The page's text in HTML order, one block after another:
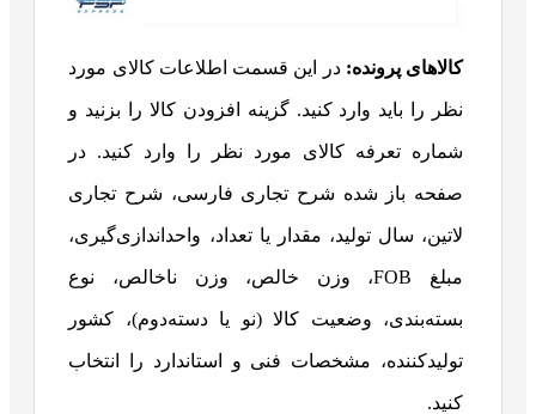
کالا‌های پرونده: در این قسمت اطلاعات کالای مورد
نظر را باید وارد کنید. گزینه افزودن کالا را بزنید و
شماره تعرفه کالای مورد نظر را وارد کنید. در
صفحه باز شده شرح تجاری فارسی، شرح تجاری
لاتین، سال تولید، مقدار یا تعداد، واحد‌اندازی‌گیری،
مبلغ FOB، وزن خالص، وزن ناخالص، نوع
بسته‌بندی، وضعیت کالا (نو یا دسته‌دوم)، کشور
تولیدکننده، مشخصات فنی و استاندارد را انتخاب
کنید.